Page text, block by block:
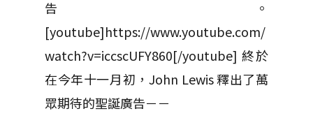
告。
[youtube]https://www.youtube.com/
watch?v=iccscUFY860[/youtube] 終於
在今年十一月初，John Lewis 釋出了萬
眾期待的聖誕廣告－－